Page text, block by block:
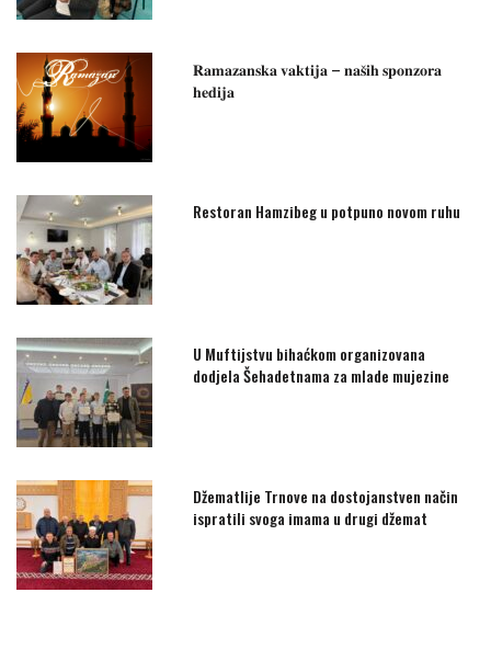
𝐑𝐚𝐦𝐚𝐳𝐚𝐧𝐬𝐤𝐚 𝐯𝐚𝐤𝐭𝐢𝐣𝐚 – 𝐧𝐚𝐬̌𝐢𝐡 𝐬𝐩𝐨𝐧𝐳𝐨𝐫𝐚
𝐡𝐞𝐝𝐢𝐣𝐚
Restoran Hamzibeg u potpuno novom ruhu
U Muftijstvu bihaćkom organizovana
dodjela Šehadetnama za mlade mujezine
Džematlije Trnove na dostojanstven način
ispratili svoga imama u drugi džemat